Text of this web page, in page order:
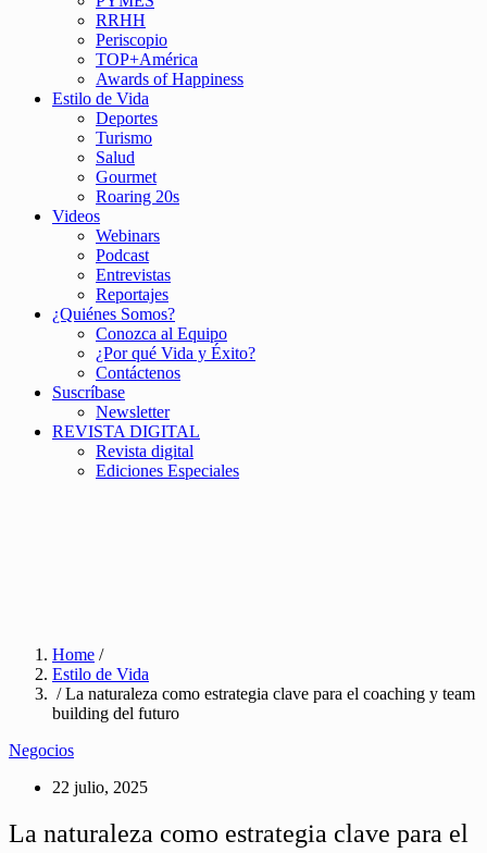
RRHH
Periscopio
TOP+América
Awards of Happiness
Estilo de Vida
Deportes
Turismo
Salud
Gourmet
Roaring 20s
Videos
Webinars
Podcast
Entrevistas
Reportajes
¿Quiénes Somos?
Conozca al Equipo
¿Por qué Vida y Éxito?
Contáctenos
Suscríbase
Newsletter
REVISTA DIGITAL
Revista digital
Ediciones Especiales
Home /
Estilo de Vida
/ La naturaleza como estrategia clave para el coaching y team
building del futuro
Negocios
22 julio, 2025
La naturaleza como estrategia clave para el